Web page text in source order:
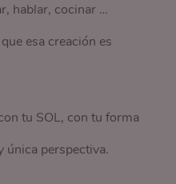
hablar, cocinar …
esa creación es
tu SOL, con tu forma
única perspectiva.